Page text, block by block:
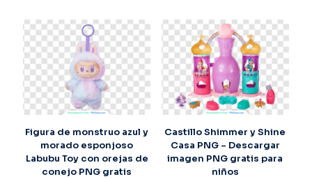
Figura de monstruo azul y
morado esponjoso
Labubu Toy con orejas de
conejo PNG gratis
Castillo Shimmer y Shine
Casa PNG – Descargar
imagen PNG gratis para
niños